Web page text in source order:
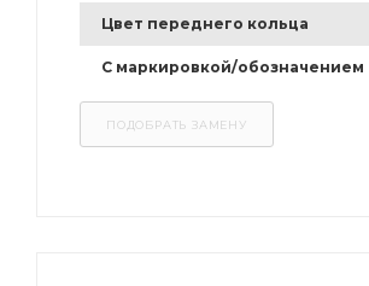
Цвет переднего кольца
С маркировкой/обозначением